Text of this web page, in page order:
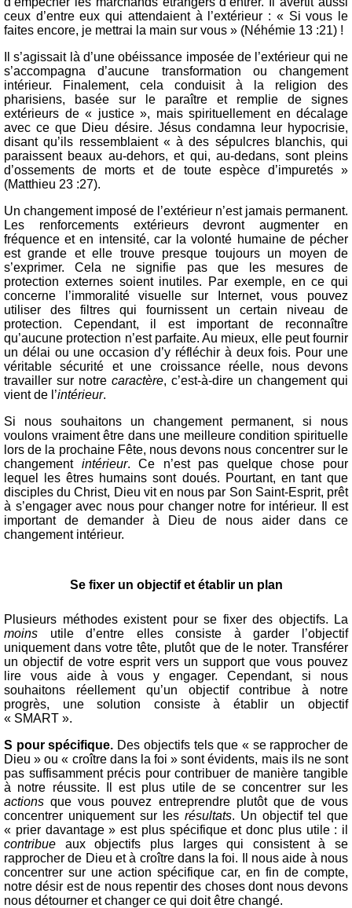
ceux d’entre eux qui attendaient à l’extérieur : « Si vous le
faites encore, je mettrai la main sur vous » (Néhémie 13 :21) !
Il s’agissait là d’une obéissance imposée de l’extérieur qui ne
s’accompagna d’aucune transformation ou changement
intérieur. Finalement, cela conduisit à la religion des
pharisiens, basée sur le paraître et remplie de signes
extérieurs de « justice », mais spirituellement en décalage
avec ce que Dieu désire. Jésus condamna leur hypocrisie,
disant qu’ils ressemblaient « à des sépulcres blanchis, qui
paraissent beaux au-dehors, et qui, au-dedans, sont pleins
d’ossements de morts et de toute espèce d’impuretés »
(Matthieu 23 :27).
Un changement imposé de l’extérieur n’est jamais permanent.
Les renforcements extérieurs devront augmenter en
fréquence et en intensité, car la volonté humaine de pécher
est grande et elle trouve presque toujours un moyen de
s’exprimer. Cela ne signifie pas que les mesures de
protection externes soient inutiles. Par exemple, en ce qui
concerne l’immoralité visuelle sur Internet, vous pouvez
utiliser des filtres qui fournissent un certain niveau de
protection. Cependant, il est important de reconnaître
qu’aucune protection n’est parfaite. Au mieux, elle peut fournir
un délai ou une occasion d’y réfléchir à deux fois. Pour une
véritable sécurité et une croissance réelle, nous devons
travailler sur notre caractère, c’est-à-dire un changement qui
vient de l’intérieur.
Si nous souhaitons un changement permanent, si nous
voulons vraiment être dans une meilleure condition spirituelle
lors de la prochaine Fête, nous devons nous concentrer sur le
changement intérieur. Ce n’est pas quelque chose pour
lequel les êtres humains sont doués. Pourtant, en tant que
disciples du Christ, Dieu vit en nous par Son Saint-Esprit, prêt
à s’engager avec nous pour changer notre for intérieur. Il est
important de demander à Dieu de nous aider dans ce
changement intérieur.
Se fixer un objectif et établir un plan
Plusieurs méthodes existent pour se fixer des objectifs. La
moins utile d’entre elles consiste à garder l’objectif
uniquement dans votre tête, plutôt que de le noter. Transférer
un objectif de votre esprit vers un support que vous pouvez
lire vous aide à vous y engager. Cependant, si nous
souhaitons réellement qu’un objectif contribue à notre
progrès, une solution consiste à établir un objectif
« SMART ».
S pour spécifique. Des objectifs tels que « se rapprocher de
Dieu » ou « croître dans la foi » sont évidents, mais ils ne sont
pas suffisamment précis pour contribuer de manière tangible
à notre réussite. Il est plus utile de se concentrer sur les
actions que vous pouvez entreprendre plutôt que de vous
concentrer uniquement sur les résultats. Un objectif tel que
« prier davantage » est plus spécifique et donc plus utile : il
contribue aux objectifs plus larges qui consistent à se
rapprocher de Dieu et à croître dans la foi. Il nous aide à nous
concentrer sur une action spécifique car, en fin de compte,
notre désir est de nous repentir des choses dont nous devons
nous détourner et changer ce qui doit être changé.